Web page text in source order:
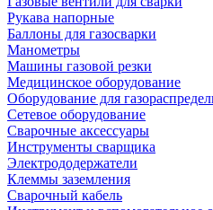
Рукава напорные
Баллоны для газосварки
Манометры
Машины газовой резки
Медицинское оборудование
Оборудование для
Сетевое оборудование
Сварочные аксессуары
Инструменты сварщика
Электрододержатели
Клеммы заземления
Сварочный кабель